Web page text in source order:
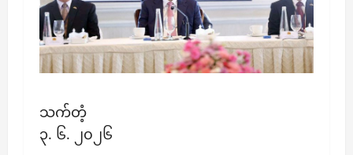
သက်တံ့
၃. ၆. ၂၀၂၆